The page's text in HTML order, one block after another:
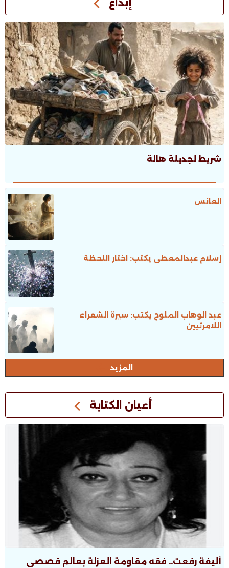
إبداع
شريط لجديلة هالة
العانس
إسلام عبدالمعطى يكتب: اختار اللحظة
عبد الوهاب الملوح يكتب: سيرة الشعراء
اللامرئيين
المزيد
أعيان الكتابة
أليفة رفعت.. فقه مقاومة العزلة بعالم قصصى